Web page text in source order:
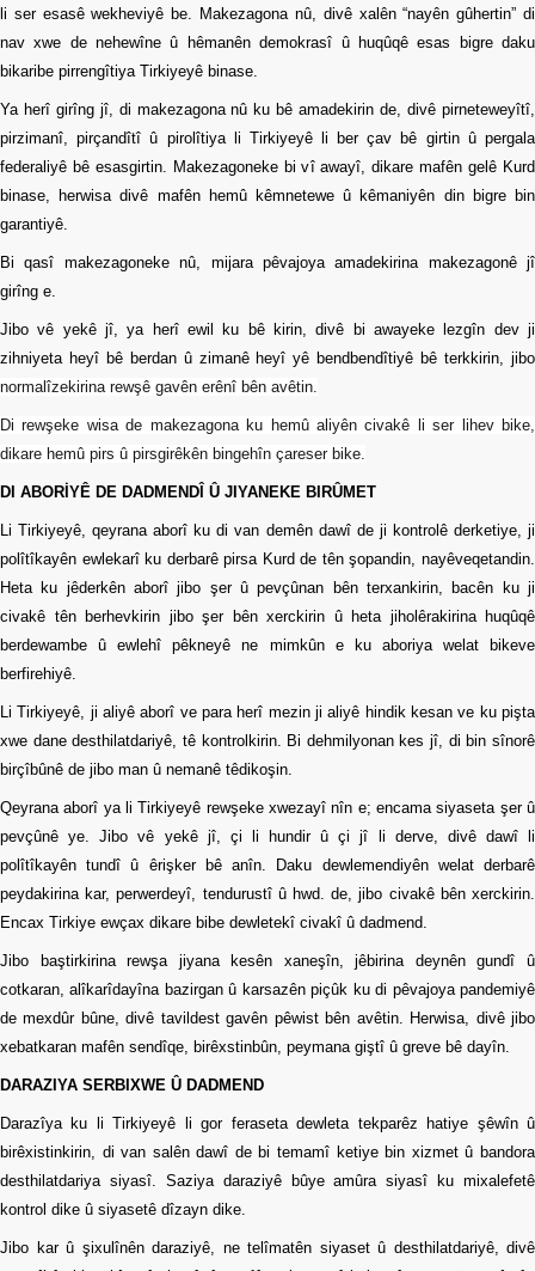
li ser esasê wekheviyê be. Makezagona nû, divê xalên “nayên gûhertin” di
nav xwe de nehewîne û hêmanên demokrasî û huqûqê esas bigre daku
bikaribe pirrengîtiya Tirkiyeyê binase.
Ya herî girîng jî, di makezagona nû ku bê amadekirin de, divê pirneteweyîtî,
pirzimanî, pirçandîtî û pirolîtiya li Tirkiyeyê li ber çav bê girtin û pergala
federaliyê bê esasgirtin. Makezagoneke bi vî awayî, dikare mafên gelê Kurd
binase, herwisa divê mafên hemû kêmnetewe û kêmaniyên din bigre bin
garantiyê.
Bi qasî makezagoneke nû, mijara pêvajoya amadekirina makezagonê jî
girîng e.
Jibo vê yekê jî, ya herî ewil ku bê kirin, divê bi awayeke lezgîn dev ji
zihniyeta heyî bê berdan û zimanê heyî yê bendbendîtiyê bê terkkirin, jibo
normalîzekirina rewşê gavên erênî bên avêtin.
Di rewşeke wisa de makezagona ku hemû aliyên civakê li ser lihev bike,
dikare hemû pirs û pirsgirêkên bingehîn çareser bike.
DI ABORİYÊ DE DADMENDÎ Û JIYANEKE BIRÛMET
Li Tirkiyeyê, qeyrana aborî ku di van demên dawî de ji kontrolê derketiye, ji
polîtîkayên ewlekarî ku derbarê pirsa Kurd de tên şopandin, nayêveqetandin.
Heta ku jêderkên aborî jibo şer û pevçûnan bên terxankirin, bacên ku ji
civakê tên berhevkirin jibo şer bên xerckirin û heta jiholêrakirina huqûqê
berdewambe û ewlehî pêkneyê ne mimkûn e ku aboriya welat bikeve
berfirehiyê.
Li Tirkiyeyê, ji aliyê aborî ve para herî mezin ji aliyê hindik kesan ve ku pişta
xwe dane desthilatdariyê, tê kontrolkirin. Bi dehmilyonan kes jî, di bin sînorê
birçîbûnê de jibo man û nemanê têdikoşin.
Qeyrana aborî ya li Tirkiyeyê rewşeke xwezayî nîn e; encama siyaseta şer û
pevçûnê ye. Jibo vê yekê jî, çi li hundir û çi jî li derve, divê dawî li
polîtîkayên tundî û êrişker bê anîn. Daku dewlemendiyên welat derbarê
peydakirina kar, perwerdeyî, tendurustî û hwd. de, jibo civakê bên xerckirin.
Encax Tirkiye ewçax dikare bibe dewletekî civakî û dadmend.
Jibo baştirkirina rewşa jiyana kesên xaneşîn, jêbirina deynên gundî û
cotkaran, alîkarîdayîna bazirgan û karsazên piçûk ku di pêvajoya pandemiyê
de mexdûr bûne, divê tavildest gavên pêwist bên avêtin. Herwisa, divê jibo
xebatkaran mafên sendîqe, birêxstinbûn, peymana giştî û greve bê dayîn.
DARAZIYA SERBIXWE Û DADMEND
Darazîya ku li Tirkiyeyê li gor feraseta dewleta tekparêz hatiye şêwîn û
birêxistinkirin, di van salên dawî de bi temamî ketiye bin xizmet û bandora
desthilatdariya siyasî. Saziya daraziyê bûye amûra siyasî ku mixalefetê
kontrol dike û siyasetê dîzayn dike.
Jibo kar û şixulînên daraziyê, ne telîmatên siyaset û desthilatdariyê, divê